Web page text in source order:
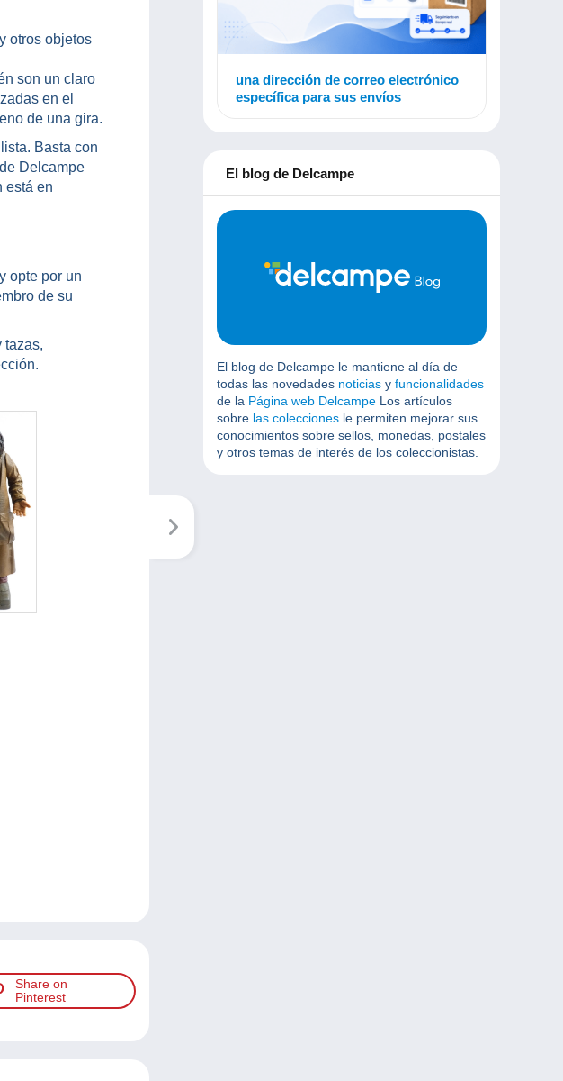
otros objetos
son un claro
en el
de una gira.
Basta con
Delcampe
está en
opte por un
de su
tazas,
Share on
Pinterest
una dirección de correo electrónico
específica para sus envíos
El blog de Delcampe
El blog de Delcampe le mantiene al día de
todas las novedades noticias y funcionalidades
de la Página web Delcampe Los artículos
sobre las colecciones le permiten mejorar sus
conocimientos sobre sellos, monedas, postales
y otros temas de interés de los coleccionistas.